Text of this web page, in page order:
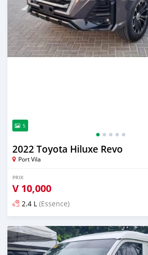
5
2022 Toyota Hiluxe Revo
Port Vila
PRIX
V 10,000
2.4 L (Essence)
Publié il y a plus de 2 ans